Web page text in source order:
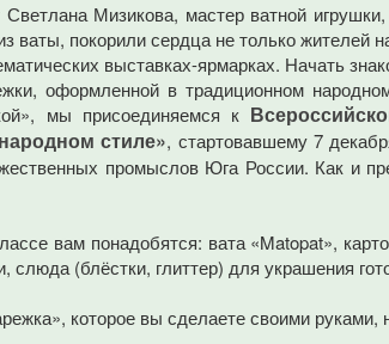
Мизикова, мастер ватной
ваты, покорили сердца не только жителей
выставках-ярмарках. Начать
оформленной в традиционном
мы присоединяемся к
стиле», стартовавшему 7
промыслов Юга России. Как и
вам понадобятся: вата «Matopat»,
слюда (блёстки, глиттер) для украшения
которое вы сделаете своими